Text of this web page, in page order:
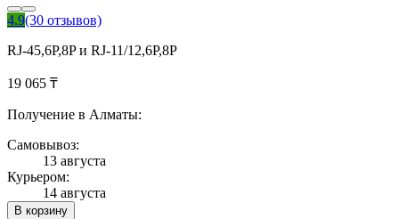
4.9(30 отзывов)
RJ-45,6P,8P и RJ-11/12,6P,8P
19 065 ₸
Получение в Алматы:
Самовывоз:
13 августа
Курьером:
14 августа
В корзину